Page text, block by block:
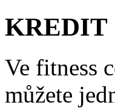
KREDIT
Ve fitness
můžete